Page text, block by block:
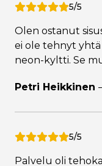
5/5
Olen ostanut
ei ole tehnyt
neon-kyltti. Se
Petri Heikkinen
5/5
Palvelu oli